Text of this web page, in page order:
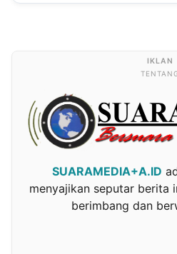
SUARAMEDIA+A.ID
menyajikan seputar berita
berimbang dan